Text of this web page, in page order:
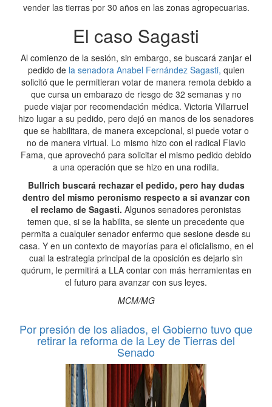
vender las tierras por 30 años en las zonas agropecuarias.
El caso Sagasti
Al comienzo de la sesión, sin embargo, se buscará zanjar el
pedido de la senadora Anabel Fernández Sagasti, quien
solicitó que le permitieran votar de manera remota debido a
que cursa un embarazo de riesgo de 32 semanas y no
puede viajar por recomendación médica. Victoria Villarruel
hizo lugar a su pedido, pero dejó en manos de los senadores
que se habilitara, de manera excepcional, si puede votar o
no de manera virtual. Lo mismo hizo con el radical Flavio
Fama, que aprovechó para solicitar el mismo pedido debido
a una operación que se hizo en una rodilla.
Bullrich buscará rechazar el pedido, pero hay dudas
dentro del mismo peronismo respecto a si avanzar con
el reclamo de Sagasti. Algunos senadores peronistas
temen que, si se la habilita, se siente un precedente que
permita a cualquier senador enfermo que sesione desde su
casa. Y en un contexto de mayorías para el oficialismo, en el
cual la estrategia principal de la oposición es dejarlo sin
quórum, le permitirá a LLA contar con más herramientas en
el futuro para avanzar con sus leyes.
MCM/MG
Por presión de los aliados, el Gobierno tuvo que
retirar la reforma de la Ley de Tierras del
Senado